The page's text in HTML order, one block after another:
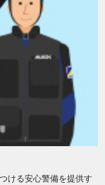
ける安心警備を提供す